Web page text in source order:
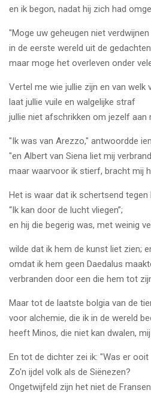
en ik begon, nadat hij zich had
"Moge uw geheugen niet verdwijnen
in de eerste wereld uit de
maar moge het overleven onder
Vertel me wie jullie zijn en van welk
laat jullie vuile en walgelijke straf
jullie niet afschrikken om jezelf aan
"Ik was van Arezzo," antwoordde
"en Albert van Siena liet mij
maar waarvoor ik stierf, bracht mij
Het is waar dat ik schertsend tegen
“Ik kan door de lucht vliegen”;
en hij die begerig was, met weinig
wilde dat ik hem de kunst liet zien;
omdat ik hem geen Daedalus
verbranden door een die hem tot
Maar tot de laatste bolgia van de
voor alchemie, die ik in de wereld
heeft Minos, die niet kan dwalen,
En tot de dichter zei ik: "Was er ooit
Zo'n ijdel volk als de Siënezen?
Ongetwijfeld zijn het niet de